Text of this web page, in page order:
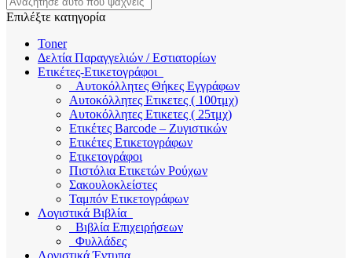
Επιλέξτε κατηγορία
Toner
Δελτία Παραγγελιών / Εστιατορίων
Ετικέτες-Ετικετογράφοι
Αυτοκόλλητες Θήκες Εγγράφων
Αυτοκόλλητες Ετικετες ( 100τμχ)
Αυτοκόλλητες Ετικετες ( 25τμχ)
Ετικέτες Barcode – Ζυγιστικών
Ετικέτες Ετικετογράφων
Ετικετογράφοι
Πιστόλια Ετικετών Ρούχων
Σακουλοκλείστες
Ταμπόν Ετικετογράφων
Λογιστικά Βιβλία
Βιβλία Επιχειρήσεων
Φυλλάδες
Λογιστικά Έντυπα